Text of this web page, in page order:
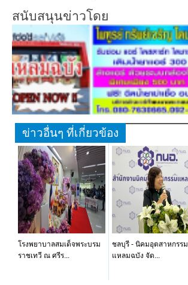
สนับสนุนข่าวโดย
ข่าวอื่นๆ ที่เกี่ยวข้อง
โรงพยาบาลสมเด็จพระบรม
ราชเทวี ณ ศรีร...
ชลบุรี - นิคมอุตสาหกรรม
แหลมฉบัง จัด...